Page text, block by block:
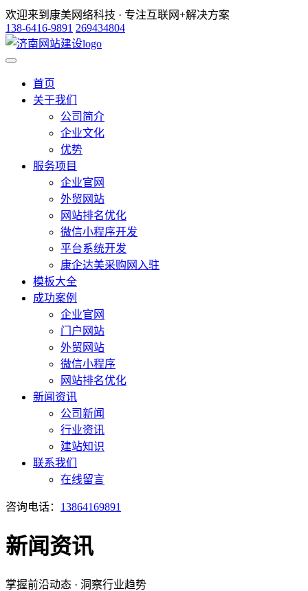
欢迎来到康美网络科技 · 专注互联网+解决方案
138-6416-9891 269434804
首页
关于我们
公司简介
企业文化
优势
服务项目
企业官网
外贸网站
网站排名优化
微信小程序开发
平台系统开发
康企达美采购网入驻
模板大全
成功案例
企业官网
门户网站
外贸网站
微信小程序
网站排名优化
新闻资讯
公司新闻
行业资讯
建站知识
联系我们
在线留言
咨询电话： 13864169891
新闻资讯
掌握前沿动态 · 洞察行业趋势